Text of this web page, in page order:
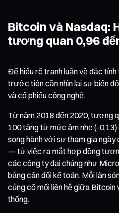
Bitcoin và Nasdaq:
tương quan 0,96
Để hiểu rõ tranh luận về đặc
trước tiên cần nhìn lại sự biến
và cổ phiếu công nghệ.
Từ năm 2018 đến 2020, tương
100 tăng từ mức âm nhẹ (-
song hành với sự tham gia
— từ việc ra mắt hợp đồng
các công ty đại chúng như
bảng cân đối kế toán. Mỗi làn
củng cố mối liên hệ giữa Bitcoin
thống.